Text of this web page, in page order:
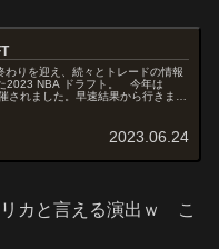
りを迎え、続々とトレードの情報
2023 NBA ドラフト。 今年は
されました。早速結果から行きまし
2023.06.24
カと言える演出ｗ こ